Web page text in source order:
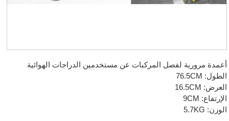
أعمدة مرورية لفصل المركبات عن مستخدمين الدراجات الهوائية
الطول: 76.5CM
العرض: 16.5CM
الإرتفاع: 9CM
الوزن: 5.7KG